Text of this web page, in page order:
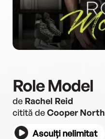
Role Model
de Rachel Reid
citită deCooper North
Asculți nelimitat